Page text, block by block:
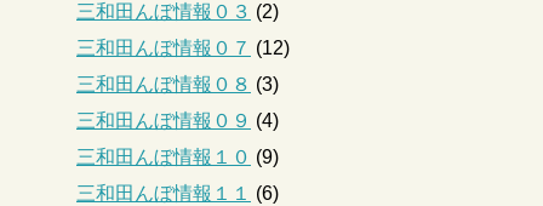
三和田んぼ情報０３ (2)
三和田んぼ情報０７ (12)
三和田んぼ情報０８ (3)
三和田んぼ情報０９ (4)
三和田んぼ情報１０ (9)
三和田んぼ情報１１
(6)